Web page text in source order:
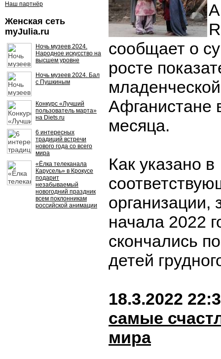
Наш партнёр
Женская сеть
myJulia.ru
Ночь музеев 2024.
Народное искусство на
высшем уровне
Ночь музеев 2024. Бал
с Пушкиным
Конкурс «Лучший
пользователь марта»
на Diets.ru
6 интересных
традиций встречи
нового года со всего
мира
«Ёлка телеканала
Карусель» в Крокусе
подарит
незабываемый
новогодний праздник
всем поклонникам
российской анимации
сообщает о
росте
Афганистане
месяца.
Как указано в
организации,
начала 2022
скончались
детей
18.3.2022
самые
мира